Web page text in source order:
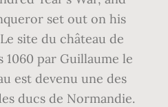
set out on his
site du château de
1060 par Guillaume le
est devenu une des
ducs de Normandie.